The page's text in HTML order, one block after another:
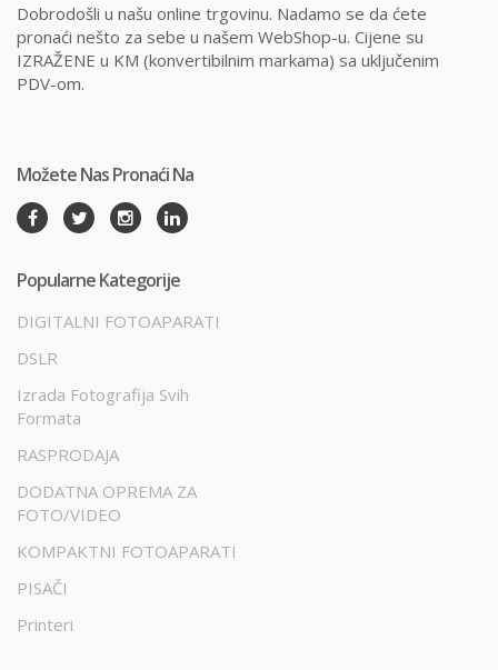
Dobrodošli u našu online trgovinu. Nadamo se da ćete
pronaći nešto za sebe u našem WebShop-u. Cijene su
IZRAŽENE u KM (konvertibilnim markama) sa uključenim
PDV-om.
Možete Nas Pronaći Na
Popularne Kategorije
DIGITALNI FOTOAPARATI
DSLR
Izrada Fotografija Svih
Formata
RASPRODAJA
DODATNA OPREMA ZA
FOTO/VIDEO
KOMPAKTNI FOTOAPARATI
PISAČI
Printeri